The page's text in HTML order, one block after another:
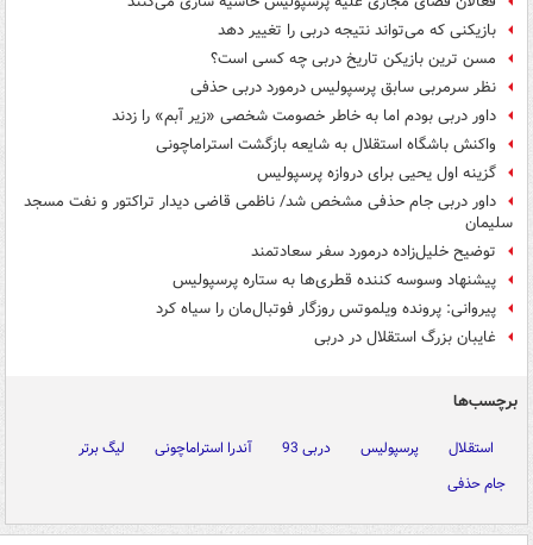
بازیکنی که می‌تواند نتیجه دربی را تغییر دهد
مسن ترین بازیکن تاریخ دربی چه کسی است؟
نظر سرمربی سابق پرسپولیس درمورد دربی حذفی
داور دربی بودم اما به خاطر خصومت شخصی «زیر آبم» را زدند
واکنش باشگاه استقلال به شایعه بازگشت استراماچونی
گزینه اول یحیی برای دروازه پرسپولیس
داور دربی جام حذفی مشخص شد/ ناظمی قاضی دیدار تراکتور و نفت مسجد
سلیمان
توضیح خلیل‌زاده درمورد سفر سعادتمند
پیشنهاد وسوسه کننده قطری‌ها به ستاره پرسپولیس
پیروانی: پرونده ویلموتس روزگار فوتبال‌مان را سیاه کرد
غایبان بزرگ استقلال در دربی
برچسب‌ها
استقلال پرسپولیس دربی 93 آندرا استراماچونی
لیگ برتر
جام حذفی